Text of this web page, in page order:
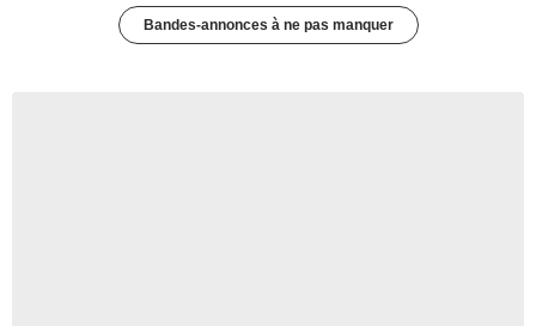
Bandes-annonces à ne pas manquer